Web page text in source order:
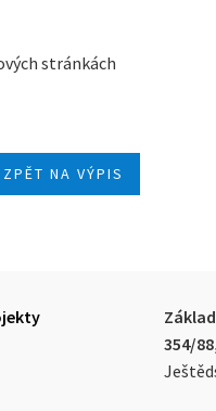
stránkách
ZPĚT NA VÝPIS
354/